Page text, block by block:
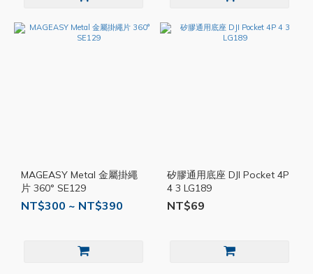
MAGEASY Metal 金屬掛繩
片 360° SE129
NT$300 ~ NT$390
矽膠通用底座 DJI Pocket 4P
4 3 LG189
NT$69